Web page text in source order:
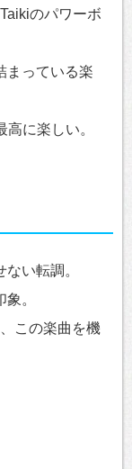
のパワーボ
まっている楽
に楽しい。
い転調。
。
この楽曲を機